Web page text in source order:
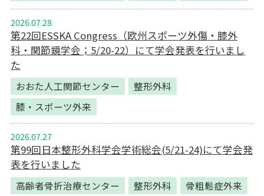
第22回ESSKA Congress（欧州スポーツ外傷・膝外
科・関節鏡学会；5/20-22）にて学会発表を行いまし
た
2026.07.28
おおた人工関節センター
整形外科
膝・スポーツ外来
第99回日本整形外科学会学術総会(5/21-24)にて学会発
表を行いました
2026.07.27
高齢者骨折治療センター 整形外科 骨粗鬆症外来